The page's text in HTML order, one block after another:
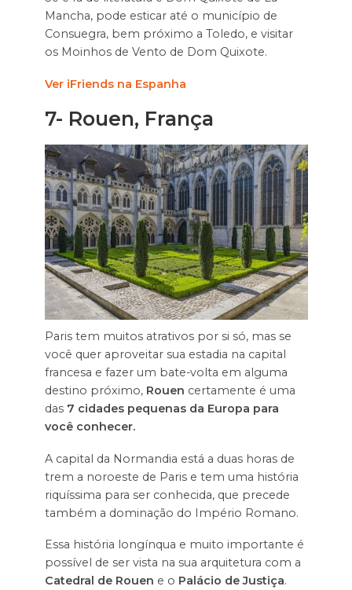
Mancha, pode esticar até o município de
Consuegra, bem próximo a Toledo, e visitar
os Moinhos de Vento de Dom Quixote.
Ver iFriends na Espanha
7- Rouen, França
Paris tem muitos atrativos por si só, mas se
você quer aproveitar sua estadia na capital
francesa e fazer um bate-volta em alguma
destino próximo, Rouen certamente é uma
das 7 cidades pequenas da Europa para
você conhecer.
A capital da Normandia está a duas horas de
trem a noroeste de Paris e tem uma história
riquíssima para ser conhecida, que precede
também a dominação do Império Romano.
Essa história longínqua e muito importante é
possível de ser vista na sua arquitetura com a
Catedral de Rouen e o Palácio de Justiça.